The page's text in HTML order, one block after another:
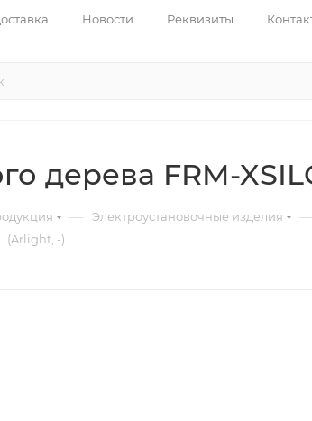
Новости Реквизиты
дерева FRM-
— Электроустановочные изделия —
(Arlight, -)